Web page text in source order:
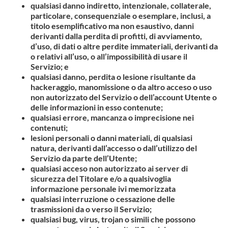
qualsiasi danno indiretto, intenzionale, collaterale,
particolare, consequenziale o esemplare, inclusi, a
titolo esemplificativo ma non esaustivo, danni
derivanti dalla perdita di profitti, di avviamento,
d’uso, di dati o altre perdite immateriali, derivanti da
o relativi all’uso, o all’impossibilità di usare il
Servizio; e
qualsiasi danno, perdita o lesione risultante da
hackeraggio, manomissione o da altro acceso o uso
non autorizzato del Servizio o dell’account Utente o
delle informazioni in esso contenute;
qualsiasi errore, mancanza o imprecisione nei
contenuti;
lesioni personali o danni materiali, di qualsiasi
natura, derivanti dall’accesso o dall’utilizzo del
Servizio da parte dell’Utente;
qualsiasi acceso non autorizzato ai server di
sicurezza del Titolare e/o a qualsivoglia
informazione personale ivi memorizzata
qualsiasi interruzione o cessazione delle
trasmissioni da o verso il Servizio;
qualsiasi bug, virus, trojan o simili che possono